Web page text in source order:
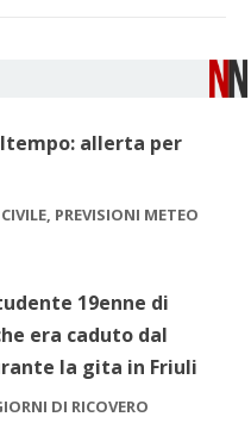
allerta per
PREVISIONI METEO
19enne di
era caduto dal
la gita in Friuli
DI RICOVERO